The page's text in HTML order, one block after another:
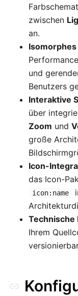
zwischen
an.
und
Benutzers
Interaktive
über
Zoom und
große
Icon-
das Icon-
icon:name
Technische
Ihrem